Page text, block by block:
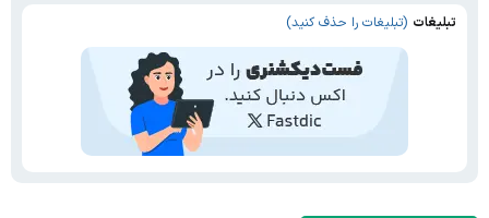
تبلیغات (تبلیغات را حذف کنید)